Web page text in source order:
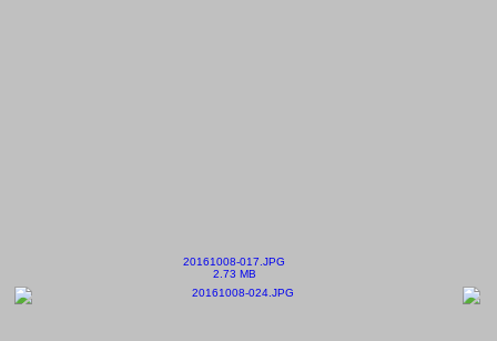
20161008-017.JPG
2.73 MB